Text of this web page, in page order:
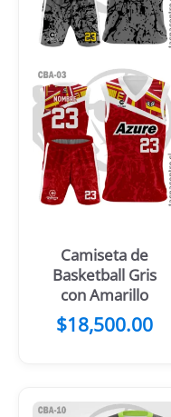
Camiseta de
Basketball Gris
con Amarillo
$18,500.00